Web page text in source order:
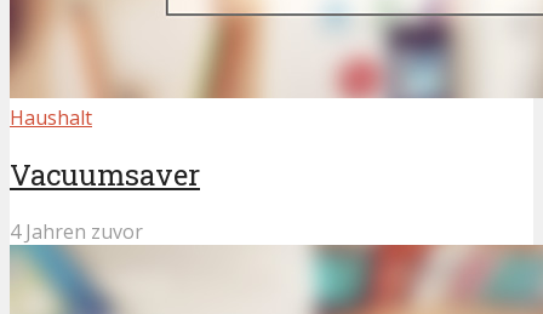
Haushalt
Vacuumsaver
4 Jahren zuvor